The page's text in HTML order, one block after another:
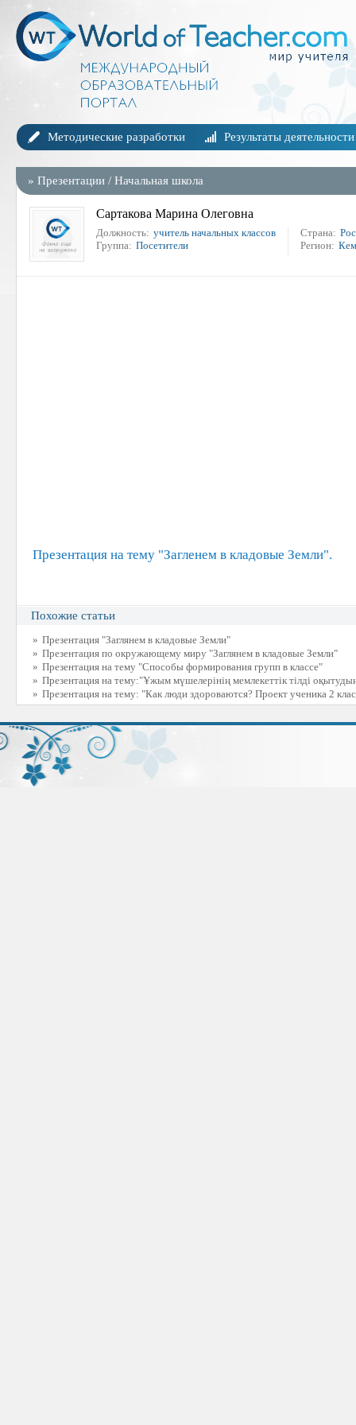
Методические разработки Результаты деятельности
» Презентации / Начальная школа
Сартакова Марина Олеговна
Должность: учитель начальных классов
Группа: Посетители
Страна:
Регион:
Презентация на тему "Загленем в кладовые Земли".
Похожие статьи
» Презентация "Заглянем в кладовые Земли"
» Презентация по окружающему миру "Заглянем в кладовые Земли"
» Презентация на тему "Способы формирования групп в классе"
» Презентация на тему:"Ұжым мүшелерінің мемлекеттік тілді
» Презентация на тему: "Как люди здороваются? Проект ученика 2